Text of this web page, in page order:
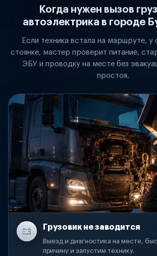
Когда нужен вызов
автоэлектрика в городе
Если техника встала на маршруте, у
стоянке, мастер проверит питание,
ЭБУ и проводку на месте без
простоя.
Грузовик не заводится
Выезд и диагностика на месте,
причину и запустим технику.